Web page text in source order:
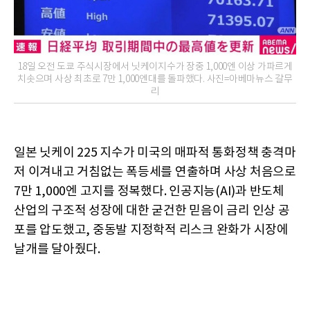
18일 오전 도쿄 주식시장에서 닛케이지수가 장중 1,000엔 이상 가파르게
치솟으며 사상 최초로 7만 1,000엔대를 돌파했다. 사진=아베마뉴스 갈무
리
일본 닛케이 225 지수가 미국의 매파적 통화정책 충격마
저 이겨내고 거침없는 폭등세를 연출하며 사상 처음으로
7만 1,000엔 고지를 정복했다. 인공지능(AI)과 반도체
산업의 구조적 성장에 대한 굳건한 믿음이 금리 인상 공
포를 압도했고, 중동발 지정학적 리스크 완화가 시장에
날개를 달아줬다.